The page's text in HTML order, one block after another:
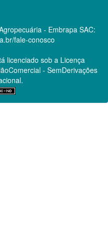
- Embrapa SAC:
fale-conosco
licenciado sob a Licença
- SemDerivações